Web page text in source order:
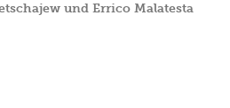
und Errico Malatesta